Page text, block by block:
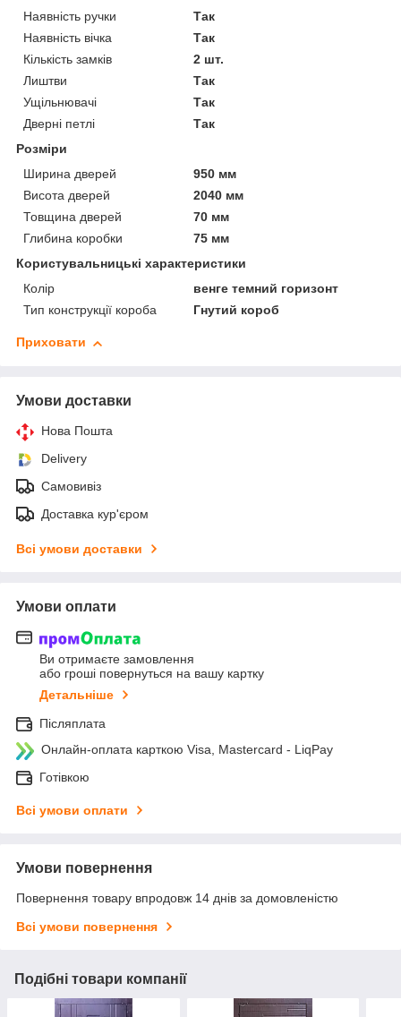
Наявність ручки
Так
Наявність вічка
Так
Кількість замків
2 шт.
Лиштви
Так
Ущільнювачі
Так
Дверні петлі
Так
Розміри
Ширина дверей
950 мм
Висота дверей
2040 мм
Товщина дверей
70 мм
Глибина коробки
75 мм
Користувальницькі характеристики
Колір
венге темний горизонт
Тип конструкції короба
Гнутий короб
Приховати
Умови доставки
Нова Пошта
Delivery
Самовивіз
Доставка кур'єром
Всі умови доставки
Умови оплати
Ви отримаєте замовлення
або гроші повернуться на вашу картку
Детальніше
Післяплата
Онлайн-оплата карткою Visa, Mastercard - LiqPay
Готівкою
Всі умови оплати
Умови повернення
Повернення товару впродовж 14 днів за домовленістю
Всі умови повернення
Подібні товари компанії